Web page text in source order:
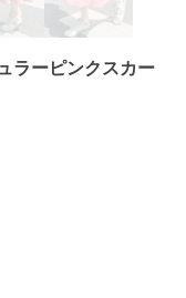
ラーピンクスカー